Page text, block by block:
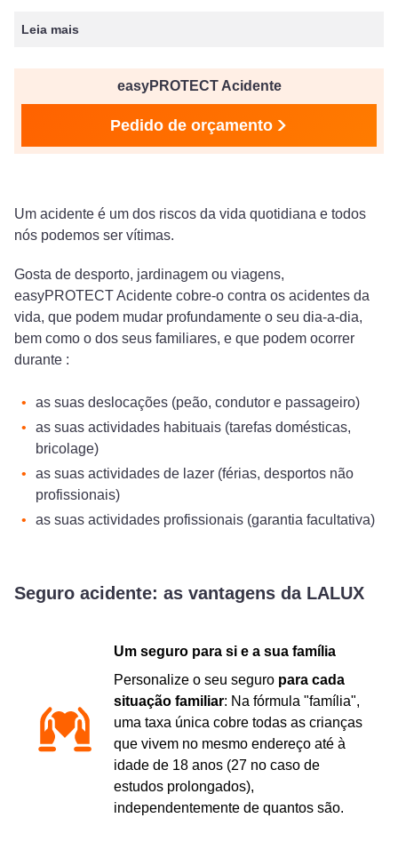
Leia mais
easyPROTECT Acidente
Pedido de orçamento
Um acidente é um dos riscos da vida quotidiana e todos
nós podemos ser vítimas.
Gosta de desporto, jardinagem ou viagens,
easyPROTECT Acidente cobre-o contra os acidentes da
vida, que podem mudar profundamente o seu dia-a-dia,
bem como o dos seus familiares, e que podem ocorrer
durante :
as suas deslocações (peão, condutor e passageiro)
as suas actividades habituais (tarefas domésticas,
bricolage)
as suas actividades de lazer (férias, desportos não
profissionais)
as suas actividades profissionais (garantia facultativa)
Seguro acidente: as vantagens da LALUX
Um seguro para si e a sua família
Personalize o seu seguro para cada
situação familiar: Na fórmula "família",
uma taxa única cobre todas as crianças
que vivem no mesmo endereço até à
idade de 18 anos (27 no caso de
estudos prolongados),
independentemente de quantos são.